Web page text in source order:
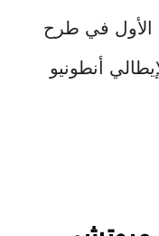
الأول في طرح
أنطونيو